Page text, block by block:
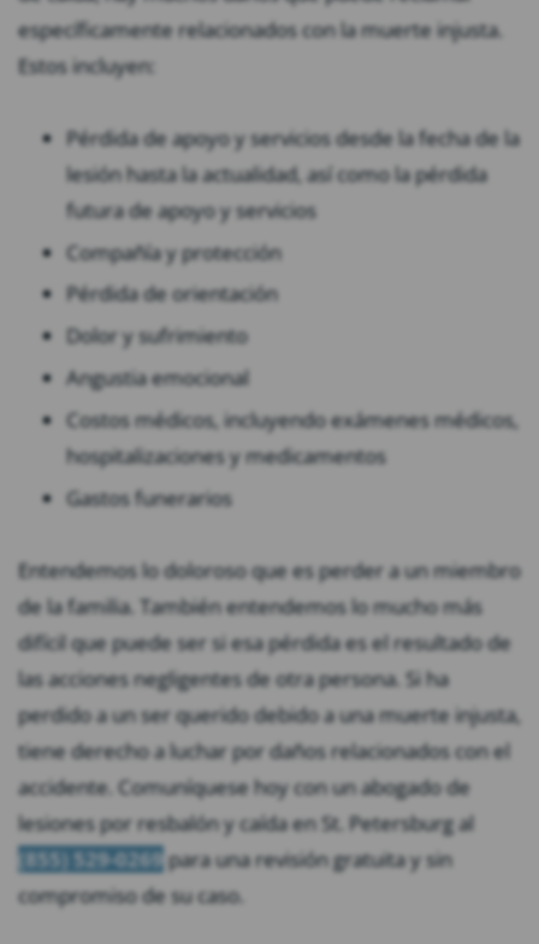
específicamente relacionados con la muerte injusta.
Estos incluyen:
Pérdida de apoyo y servicios desde la fecha de la
lesión hasta la actualidad, así como la pérdida
futura de apoyo y servicios
Compañía y protección
Pérdida de orientación
Dolor y sufrimiento
Angustia emocional
Costos médicos, incluyendo exámenes médicos,
hospitalizaciones y medicamentos
Gastos funerarios
Entendemos lo doloroso que es perder a un miembro
de la familia. También entendemos lo mucho más
difícil que puede ser si esa pérdida es el resultado de
las acciones negligentes de otra persona. Si ha
perdido a un ser querido debido a una muerte injusta,
tiene derecho a luchar por daños relacionados con el
accidente. Comuníquese hoy con un abogado de
lesiones por resbalón y caída en St. Petersburg al
(855) 529-0269para una revisión gratuita y sin
compromiso de su caso.